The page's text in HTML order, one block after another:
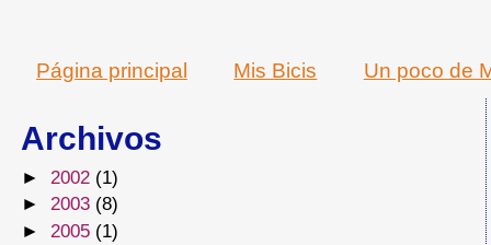
Página principal Mis Bicis Un poco de
Archivos
► 2002 (1)
► 2003 (8)
► 2005 (1)